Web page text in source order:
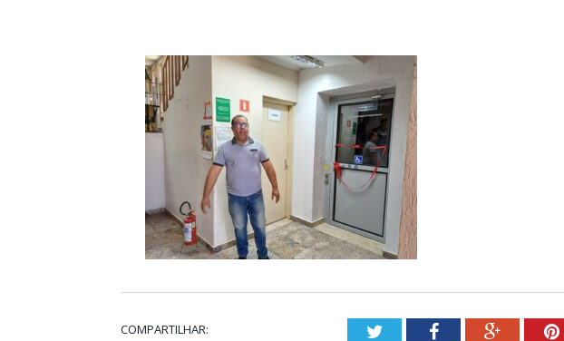
COMPARTILHAR: TwitterFacebookGoogle+